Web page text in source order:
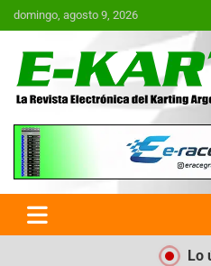
Saltar
al
domingo, agosto 9, 2026
E-Kart.com.ar |
Electrónica del
Argentina
Lo